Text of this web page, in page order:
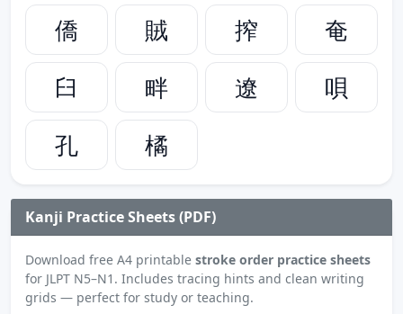
僑
賊 搾
奄
臼
畔 遼
唄
孔
橘
Kanji Practice Sheets (PDF)
Download free A4 printable stroke order practice sheets
for JLPT N5–N1. Includes tracing hints and clean writing
grids — perfect for study or teaching.